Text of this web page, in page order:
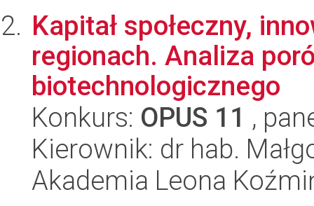
Kapitał społeczny,
regionach. Analiza
biotechnologicznego
Konkurs: OPUS 11 ,
Kierownik: dr hab.
Akademia Leona